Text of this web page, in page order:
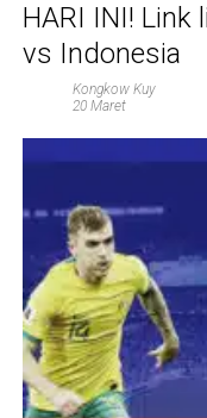
HARI INI! Link
vs Indonesia
Kongkow Kuy
20 Maret